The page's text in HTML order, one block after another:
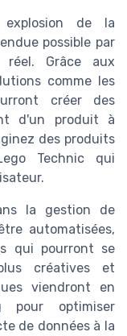
explosion de la
possible par
Grâce aux
comme les
créer des
d'un produit à
des produits
Technic qui
la gestion de
automatisées,
qui pourront se
créatives et
viendront en
pour optimiser
de données à la